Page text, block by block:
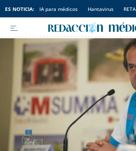
ES NOTICIA: IA para médicos Hantavirus RETA